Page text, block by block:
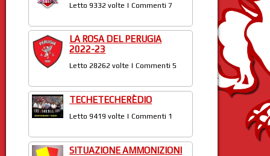
Letto 9332 volte | Commenti 7
LA ROSA DEL PERUGIA
2022-23
Letto 28262 volte | Commenti 5
TECHETECHERÈDIO
Letto 9419 volte | Commenti 1
SITUAZIONE AMMONIZIONI